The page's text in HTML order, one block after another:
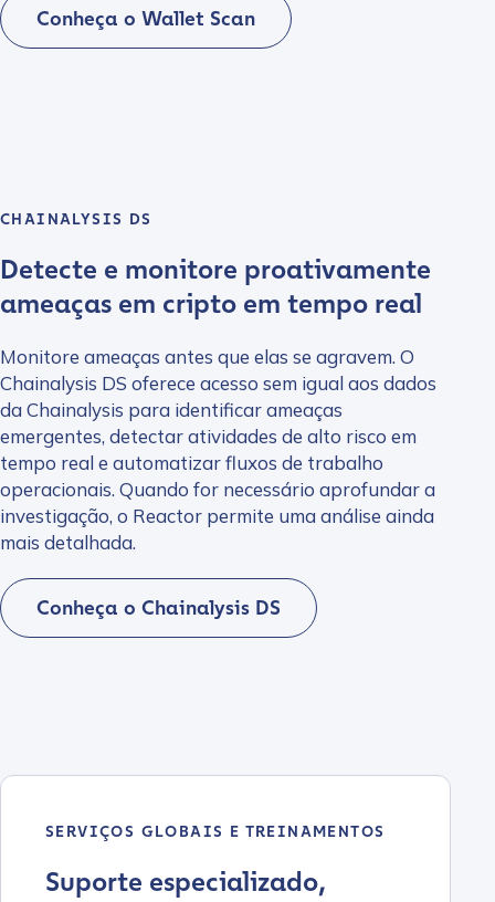
Conheça o Wallet Scan
CHAINALYSIS DS
Detecte e monitore proativamente
ameaças em cripto em tempo real
Monitore ameaças antes que elas se agravem. O
Chainalysis DS oferece acesso sem igual aos dados
da Chainalysis para identificar ameaças
emergentes, detectar atividades de alto risco em
tempo real e automatizar fluxos de trabalho
operacionais. Quando for necessário aprofundar a
investigação, o Reactor permite uma análise ainda
mais detalhada.
Conheça o Chainalysis DS
SERVIÇOS GLOBAIS E TREINAMENTOS
Suporte especializado,